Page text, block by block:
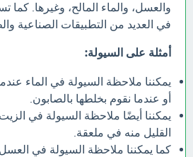
والعسل، والماء المالح، وغيرها. كما
في العديد من التطبيقات الصناعية
أمثلة على السيولة:
يمكننا ملاحظة السيولة في الماء
أو عندما نقوم بخلطها بالصابون.
يمكننا أيضًا ملاحظة السيولة في
القليل منه في ملعقة.
كما يمكننا ملاحظة السيولة في